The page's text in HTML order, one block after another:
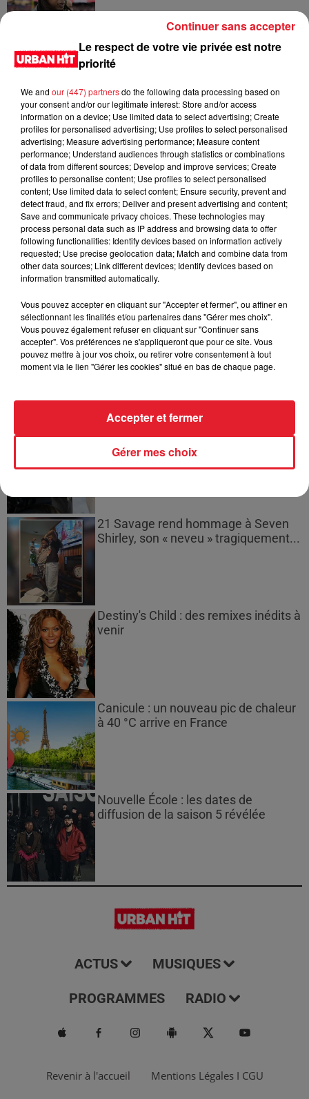
Cassie met fin à une ex-escorte
Des vitres tombent de la tour
Montparnasse : des désaccords
entre...
Incendies en Gironde : encore
plusieurs semaines avant
l'extinction...
Bouches-du-Rhône : les ossements
de deux militaires disparus...
gazole et SP95-E10 au-dessus de...
21 Savage rend hommage à Seven
Shirley, son « neveu » tragiquement...
Destiny's Child : des remixes inédits à
venir
Canicule : un nouveau pic de chaleur
à 40 °C arrive en France
Nouvelle École : les dates de
diffusion de la saison 5 révélée
ACTUS MUSIQUES
PROGRAMMES RADIO
Revenir à l'accueil Mentions Légales I CGU
Le respect de votre vie privée est notre
priorité
We and our (447) partnersdo the following data processing based on
your consent and/or our legitimate interest: Store and/or access
information on a device; Use limited data to select advertising; Create
profiles for personalised advertising; Use profiles to select personalised
advertising; Measure advertising performance; Measure content
performance; Understand audiences through statistics or combinations
of data from different sources; Develop and improve services; Create
profiles to personalise content; Use profiles to select personalised
content; Use limited data to select content; Ensure security, prevent and
detect fraud, and fix errors; Deliver and present advertising and content;
Save and communicate privacy choices. These technologies may
process personal data such as IP address and browsing data to offer
following functionalities: Identify devices based on information actively
requested; Use precise geolocation data; Match and combine data from
other data sources; Link different devices; Identify devices based on
information transmitted automatically.
Vous pouvez accepter en cliquant sur "Accepter et fermer", ou affiner en
sélectionnant les finalités et/ou partenaires dans "Gérer mes choix".
Vous pouvez également refuser en cliquant sur "Continuer sans
accepter". Vos préférences ne s'appliqueront que pour ce site. Vous
pouvez mettre à jour vos choix, ou retirer votre consentement à tout
moment via le lien "Gérer les cookies" situé en bas de chaque page.
Gérer mes choix
Accepter et fermer
Continuer sans accepter